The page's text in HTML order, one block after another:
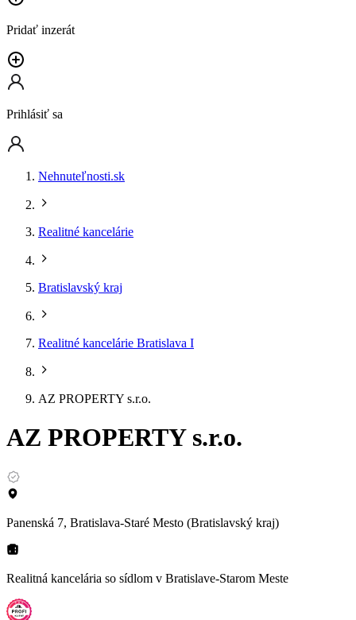
Pridať inzerát
Prihlásiť sa
Nehnuteľnosti.sk
Realitné kancelárie
Bratislavský kraj
Realitné kancelárie Bratislava I
AZ PROPERTY s.r.o.
AZ PROPERTY s.r.o.
Panenská 7, Bratislava-Staré Mesto (Bratislavský kraj)
Realitná kancelária so sídlom v Bratislave-Starom Meste